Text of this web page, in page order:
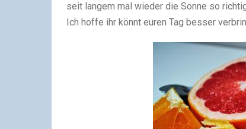
seit langem mal wieder die Sonne so
Ich hoffe ihr könnt euren Tag besser